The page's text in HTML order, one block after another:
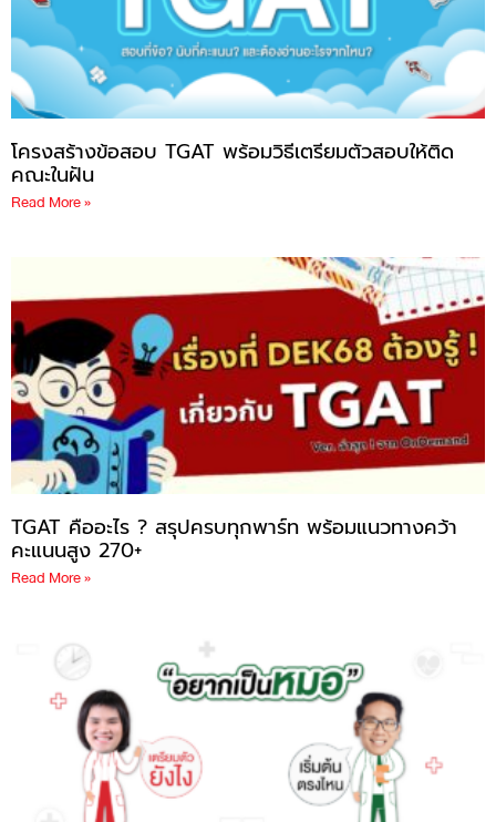
โครงสร้างข้อสอบ TGAT พร้อมวิธีเตรียมตัวสอบให้ติด
คณะในฝัน
Read More »
TGAT คืออะไร ? สรุปครบทุกพาร์ท พร้อมแนวทางคว้า
คะแนนสูง 270+
Read More »